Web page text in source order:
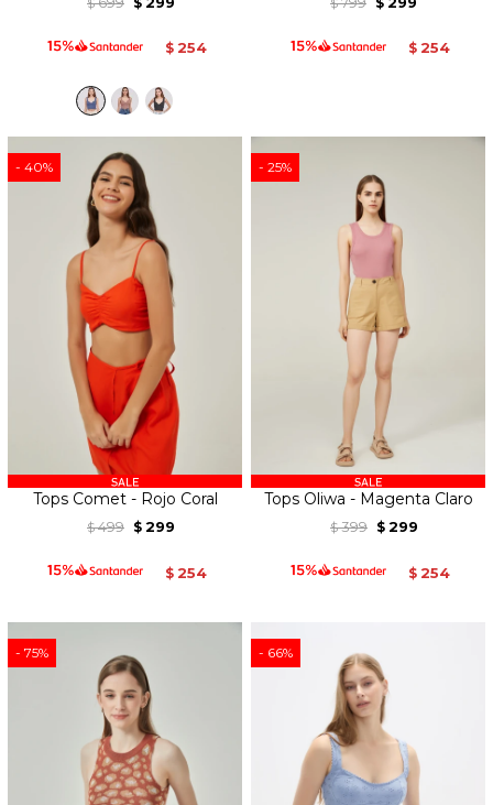
$ 254 $ 254
40
Tops Comet - Rojo Coral
$ 499 $ 299
$ 254
25
Tops Oliwa - Magenta Claro
$ 399 $ 299
$ 254
75 66